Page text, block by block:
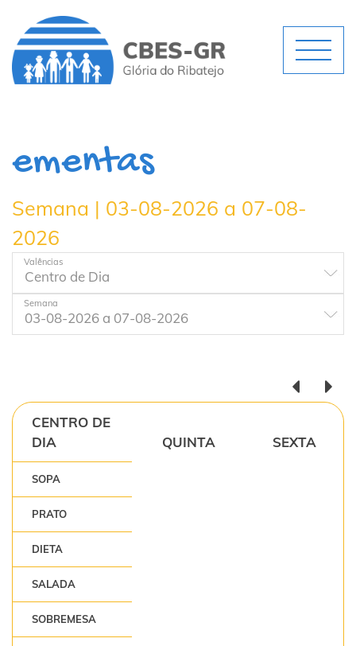
ementas
Semana | 03-08-2026 a 07-08-
2026
Valências
Semana
CENTRO DE
DIA
QUINTA SEXTA
SOPA
PRATO
DIETA
SALADA
SOBREMESA